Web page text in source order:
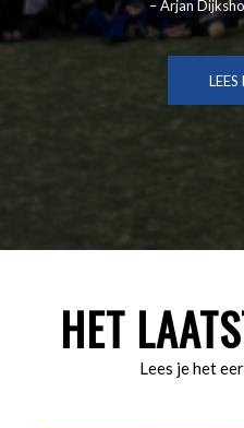
– Arjan
LEES
HET
Lees je het